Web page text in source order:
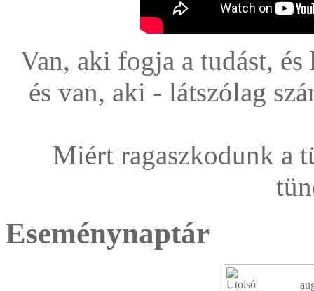
Van, aki fogja a tudást,
és van, aki - látszólag
Miért ragaszkodunk a
Eseménynaptár